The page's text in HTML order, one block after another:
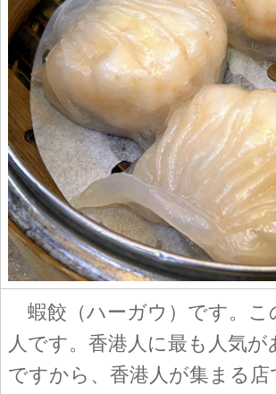
蝦餃（ハーガウ）です。こ
人です。香港人に最も人気
ですから、香港人が集まる